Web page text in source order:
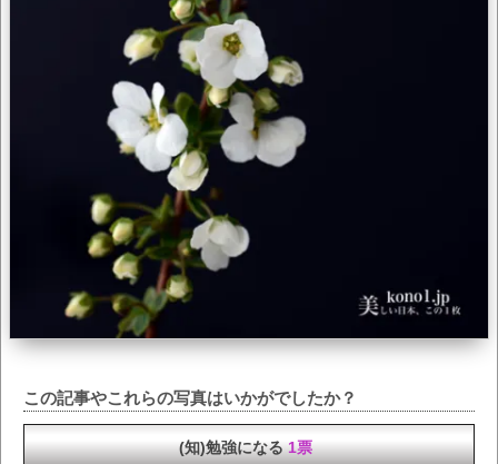
この記事やこれらの写真はいかがでしたか？
(知)勉強になる 1票